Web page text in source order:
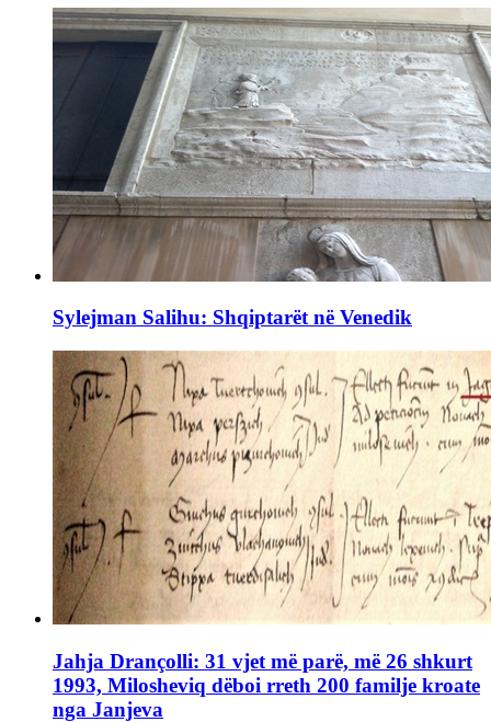
Sylejman Salihu: Shqiptarët në Venedik
Jahja Drançolli: 31 vjet më parë, më 26 shkurt
1993, Milosheviq dëboi rreth 200 familje kroate
nga Janjeva